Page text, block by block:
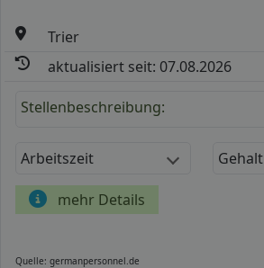
Trier
aktualisiert seit: 07.08.2026
Stellenbeschreibung:
Arbeitszeit Gehalt
mehr Details
Quelle: germanpersonnel.de